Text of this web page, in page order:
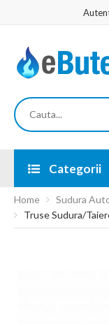
Categorii
Home
Sudura
Truse Sudura/